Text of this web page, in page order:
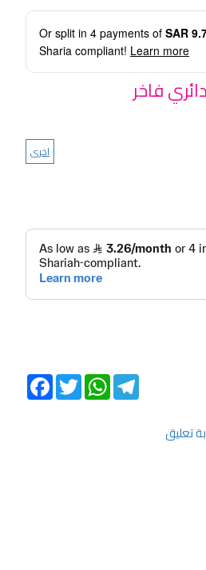
Or split in 4 payments of SAR
Sharia compliant! Learn more
فاخر
اخرى
تعليق
FacebookTwitter
WhatsAppTelegram